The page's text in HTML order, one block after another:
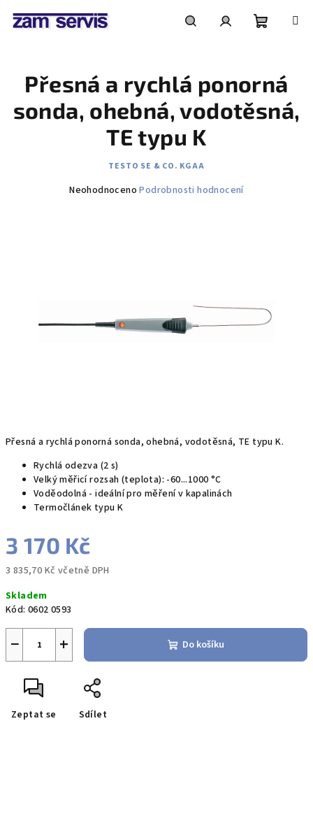
košík
Přesná a rychlá ponorná sonda, ohebná, vodotěsná, TE typu K.
Rychlá odezva (2 s)
Velký měřicí rozsah (teplota): -60...1000 °C
Voděodolná - ideální pro měření v kapalinách
Termočlánek typu K
3 170 Kč
3 835,70 Kč včetně DPH
cena:
Skladem
Kód: 0602 0593
+
− Do košíku
Zeptat se Sdílet
Přesná a rychlá ponorná
sonda, ohebná, vodotěsná,
TE typu K
TESTO SE & CO. KGAA
Průměrné
Neohodnoceno Podrobnosti hodnocení